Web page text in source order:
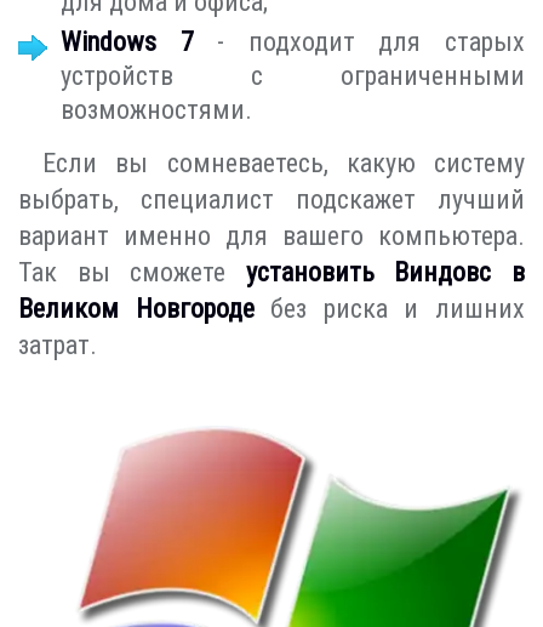
Windows 7- подходит для старых
устройств с ограниченными
возможностями.
Если вы сомневаетесь, какую систему
выбрать, специалист подскажет лучший
вариант именно для вашего компьютера.
Так вы сможете установить Виндовс в
Великом Новгородебез риска и лишних
затрат.